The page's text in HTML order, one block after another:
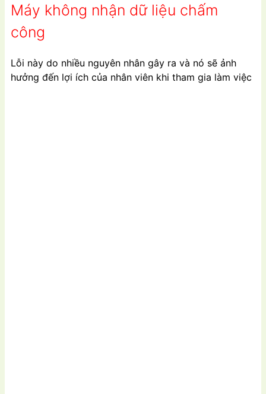
Máy không nhận dữ liệu chấm
công
Lỗi này do nhiều nguyên nhân gây ra và nó sẽ ảnh
hưởng đến lợi ích của nhân viên khi tham gia làm việc